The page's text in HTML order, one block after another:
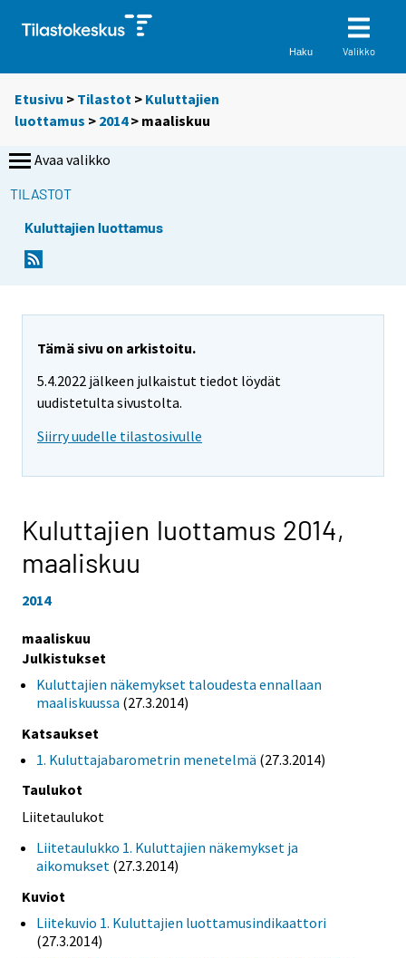
Haku Valikko
Etusivu > Tilastot > Kuluttajien
luottamus > 2014> maaliskuu
Avaa valikko
TILASTOT
Kuluttajien luottamus
Tämä sivu on arkistoitu.
5.4.2022 jälkeen julkaistut tiedot löydät
uudistetulta sivustolta.
Siirry uudelle tilastosivulle
Kuluttajien luottamus 2014,
maaliskuu
2014
maaliskuu
Julkistukset
Kuluttajien näkemykset taloudesta ennallaan
maaliskuussa (27.3.2014)
Katsaukset
1. Kuluttajabarometrin menetelmä (27.3.2014)
Taulukot
Liitetaulukot
Liitetaulukko 1. Kuluttajien näkemykset ja
aikomukset (27.3.2014)
Kuviot
Liitekuvio 1. Kuluttajien luottamusindikaattori
(27.3.2014)